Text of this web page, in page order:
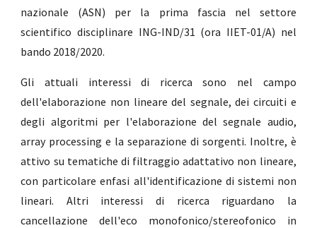
nazionale (ASN) per la prima fascia nel settore
scientifico disciplinare ING-IND/31 (ora IIET-01/A) nel
bando 2018/2020.
Gli attuali interessi di ricerca sono nel campo
dell'elaborazione non lineare del segnale, dei circuiti e
degli algoritmi per l'elaborazione del segnale audio,
array processing e la separazione di sorgenti. Inoltre, è
attivo su tematiche di filtraggio adattativo non lineare,
con particolare enfasi all'identificazione di sistemi non
lineari. Altri interessi di ricerca riguardano la
cancellazione dell'eco monofonico/stereofonico in